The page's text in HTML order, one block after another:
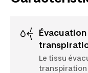
Évacuation de la
Le tissu
transpiration